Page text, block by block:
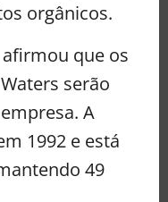
orgânicos.
que os
serão
A
1992 e está
49